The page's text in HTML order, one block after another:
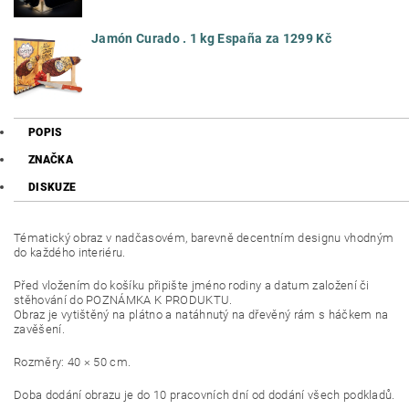
Jamón Curado . 1 kg España za 1299 Kč
POPIS
ZNAČKA
DISKUZE
Tématický obraz v nadčasovém, barevně decentním designu vhodným
do každého interiéru.
Před vložením do košíku připište jméno rodiny a datum založení či
stěhování do POZNÁMKA K PRODUKTU.
Obraz je vytištěný na plátno a natáhnutý na dřevěný rám s háčkem na
zavěšení.
Rozměry: 40 × 50 cm.
Doba dodání obrazu je do 10 pracovních dní od dodání všech podkladů.